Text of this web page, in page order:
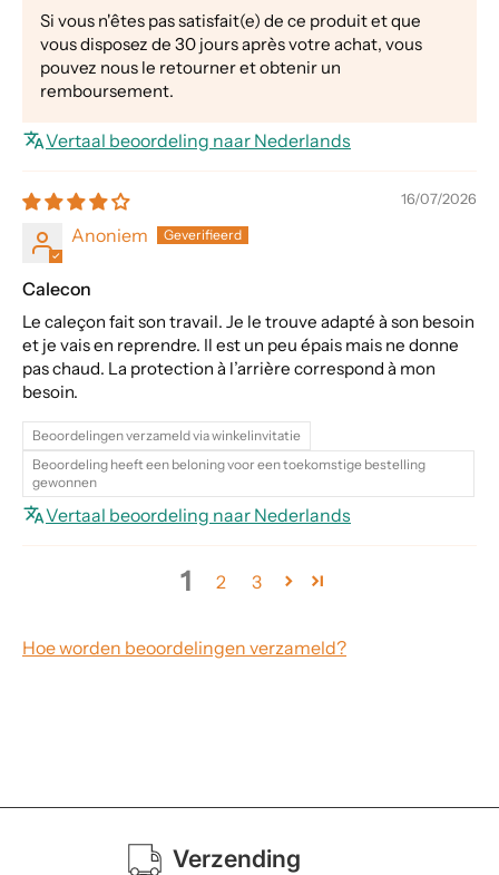
Si vous n'êtes pas satisfait(e) de ce produit et que
vous disposez de 30 jours après votre achat, vous
pouvez nous le retourner et obtenir un
remboursement.
Vertaal beoordeling naar Nederlands
16/07/2026
Anoniem
Calecon
Le caleçon fait son travail. Je le trouve adapté à son besoin
et je vais en reprendre. Il est un peu épais mais ne donne
pas chaud. La protection à l’arrière correspond à mon
besoin.
Beoordelingen verzameld via winkelinvitatie
Beoordeling heeft een beloning voor een toekomstige bestelling
gewonnen
Vertaal beoordeling naar Nederlands
1 2 3
Hoe worden beoordelingen verzameld?
Verzending